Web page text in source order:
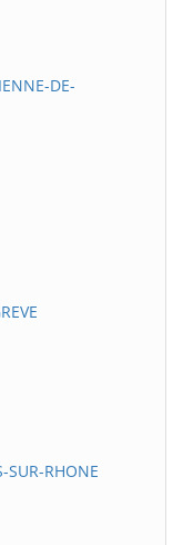
DE-
RHONE